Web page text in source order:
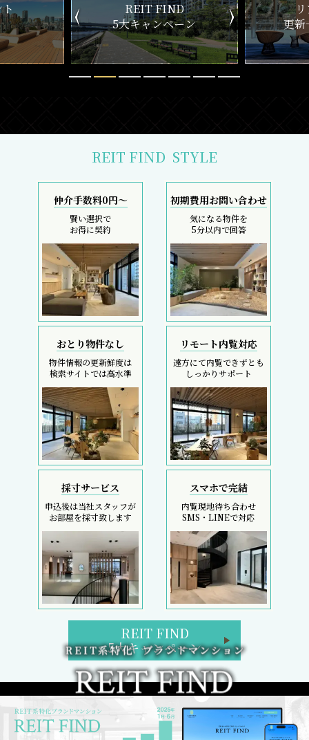
ン
リアルタイム
更新一覧チェック
新
REIT FIND STYLE
仲介手数料0円～
賢い選択で
お得に契約
初期費用お問い合わせ
気になる物件を
5分以内で回答
おとり物件なし
物件情報の更新鮮度は
検索サイトでは高水準
リモート内覧対応
遠方にて内覧できずとも
しっかりサポート
採寸サービス
申込後は当社スタッフが
お部屋を採寸致します
スマホで完結
内覧現地待ち合わせ
SMS・LINEで対応
REIT FIND
5大キャンペーン